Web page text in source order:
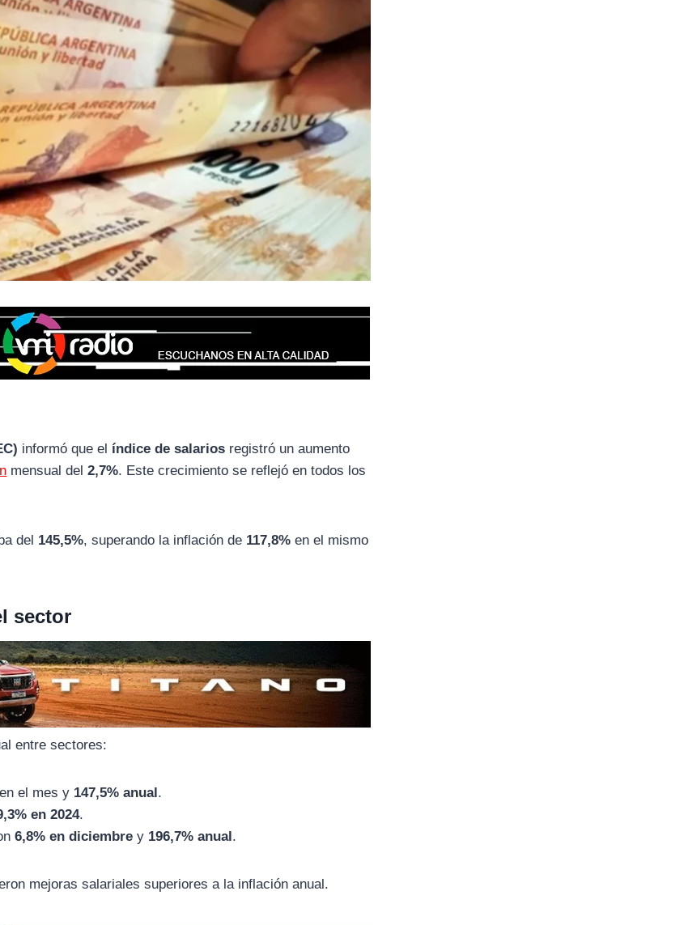
informó que el índice de salarios registró un aumento
mensual del2,7%. Este crecimiento se reflejó en todos los
del 145,5%, superando la inflación de 117,8% en el mismo
sector
entre sectores:
en el mes y 147,5% anual.
en 2024.
6,8% en diciembre y 196,7% anual.
mejoras salariales superiores a la inflación anual.